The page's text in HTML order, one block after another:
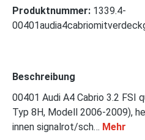
Produktnummer: 1339.4-
Beschreibung
00401 Audi A4 Cabrio 3.2 FSI
Typ 8H, Modell 2006-2009),
innen signalrot/sch… Mehr